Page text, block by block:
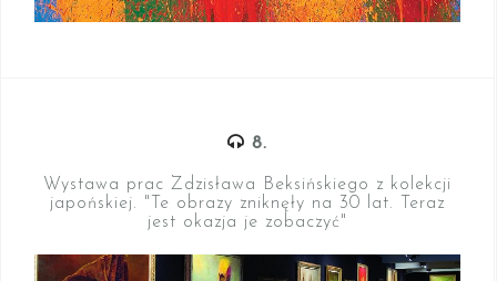
8.
Wystawa prac Zdzisława Beksińskiego z kolekcji
japońskiej. "Te obrazy zniknęły na 30 lat. Teraz
jest okazja je zobaczyć"